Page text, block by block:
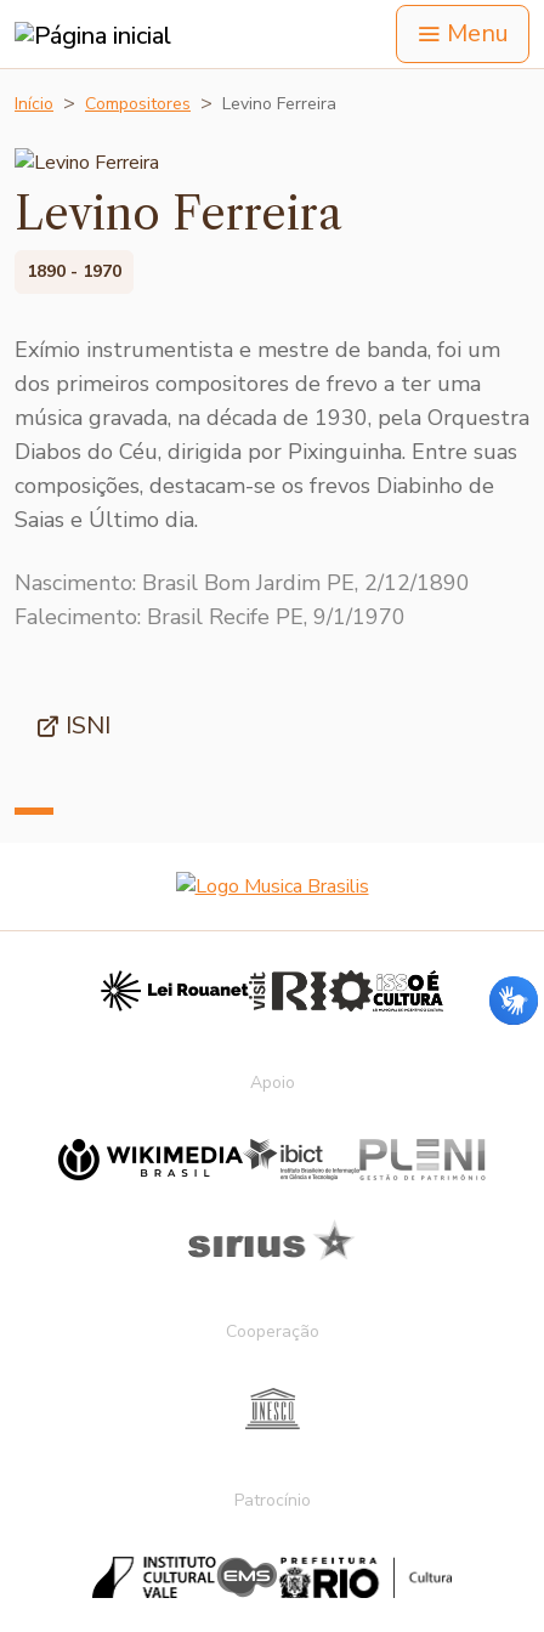
Menu
Início Compositores Levino Ferreira
Levino Ferreira
1890 - 1970
Exímio instrumentista e mestre de banda, foi um
dos primeiros compositores de frevo a ter uma
música gravada, na década de 1930, pela Orquestra
Diabos do Céu, dirigida por Pixinguinha. Entre suas
composições, destacam-se os frevos Diabinho de
Saias e Último dia.
Nascimento: Brasil Bom Jardim PE, 2/12/1890
Falecimento: Brasil Recife PE, 9/1/1970
ISNI
Apoio
Cooperação
Patrocínio